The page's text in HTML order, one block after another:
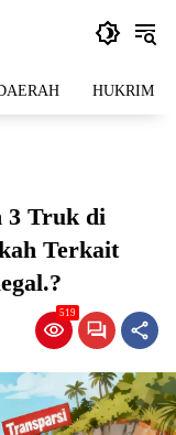
HUKRIM
3 Truk di
Terkait
519